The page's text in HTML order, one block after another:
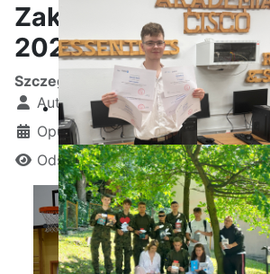
Ostatnia garść certyfikatów
Zakończenie roku
2022/2023 w
Szczegóły
Autor:
Kamil Krosta
Opublikowano: 26 czerwiec 2023
Odsłon: 5753